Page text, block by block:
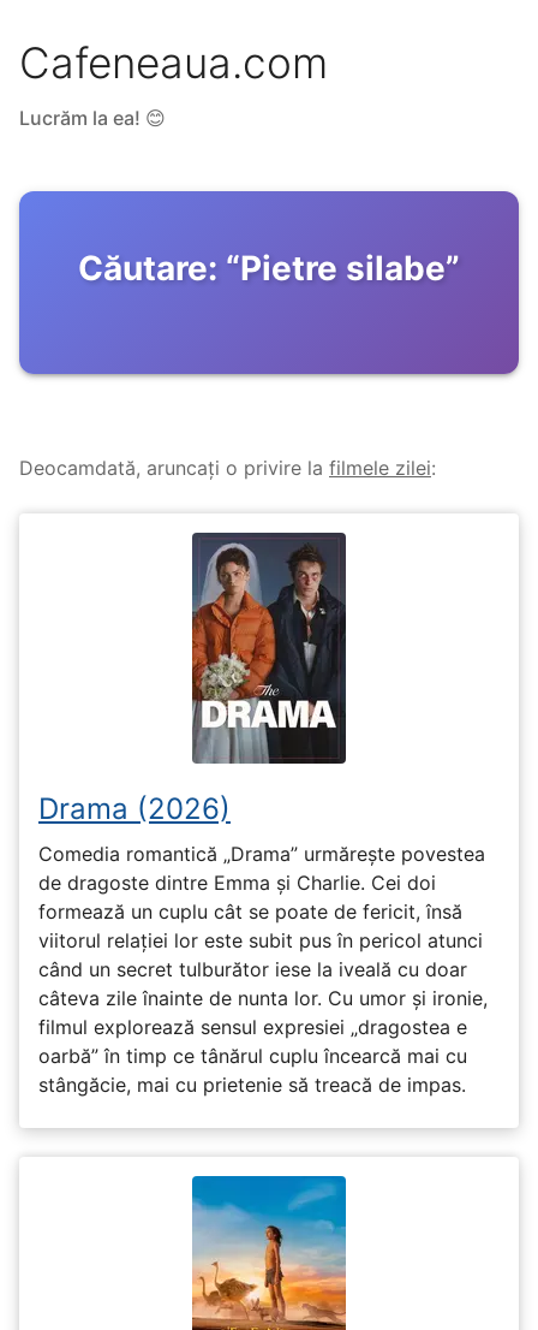
Cafeneaua.com
Lucrăm la ea! 😊
Căutare: “Pietre silabe”
Deocamdată, aruncați o privire la filmele zilei:
Drama (2026)
Comedia romantică „Drama” urmărește povestea
de dragoste dintre Emma și Charlie. Cei doi
formează un cuplu cât se poate de fericit, însă
viitorul relației lor este subit pus în pericol atunci
când un secret tulburător iese la iveală cu doar
câteva zile înainte de nunta lor. Cu umor și ironie,
filmul explorează sensul expresiei „dragostea e
oarbă” în timp ce tânărul cuplu încearcă mai cu
stângăcie, mai cu prietenie să treacă de impas.